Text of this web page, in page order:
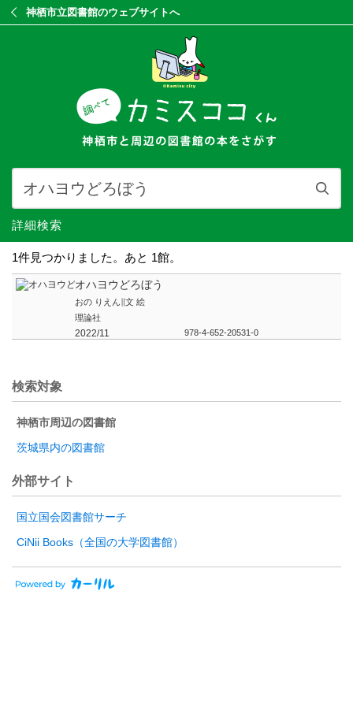
神栖市立図書館のウェブサイトへ
詳細検索
1件見つかりました。あと 1館。
オハヨウどろぼう
おの りえん∥文 絵
理論社
2022/11 978-4-652-20531-0
検索対象
神栖市周辺の図書館
茨城県内の図書館
外部サイト
国立国会図書館サーチ
CiNii Books（全国の大学図書館）